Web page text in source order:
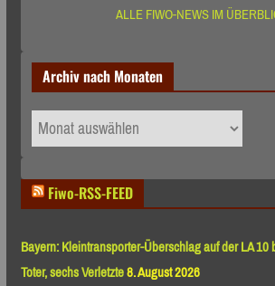
ALLE FIWO-NEWS IM
Archiv nach Monaten
Archiv
nach
Fiwo-RSS-FEED
Bayern: Kleintransporter-Überschlag auf der LA
Toter, sechs Verletzte8. August 2026